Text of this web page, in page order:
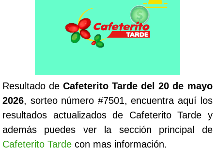
Resultado deCafeterito Tarde del 20 de mayo
2026, sorteo número #7501, encuentra aquí los
resultados actualizados de Cafeterito Tarde y
además puedes ver la sección principal de
Cafeterito Tarde con mas información.